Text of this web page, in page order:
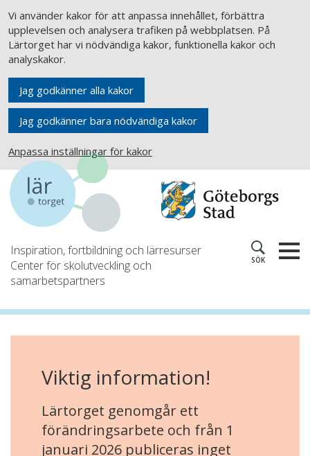
Vi använder kakor för att anpassa innehållet, förbättra
upplevelsen och analysera trafiken på webbplatsen. På
Lärtorget har vi nödvändiga kakor, funktionella kakor och
analyskakor.
Jag godkänner alla kakor
Jag godkänner bara nödvändiga kakor
Anpassa inställningar för kakor
Inspiration, fortbildning och lärresurser
Center för skolutveckling och
samarbetspartners
SÖK
Viktig information!
Lärtorget genomgår ett
förändringsarbete och från 1
januari 2026 publiceras inget